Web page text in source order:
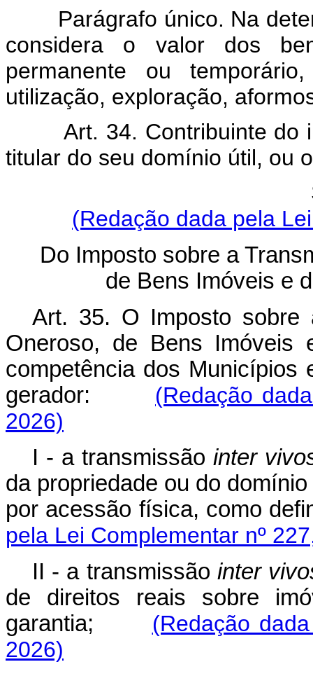
Parágrafo único. Na
considera o valor dos
permanente ou
utilização, exploração,
Art. 34. Contribuinte do
titular do seu domínio útil, ou
(Redação dada pela
Do Imposto sobre a
de Bens Imóveis e
Art. 35. O Imposto
Oneroso, de Bens
competência dos Municípios
gerador: (Redação
2026)
I - a transmissão inter
da propriedade ou do
por acessão física, como
pela Lei Complementar nº
II - a transmissão inter
de direitos reais sobre
garantia; (Redação
2026)